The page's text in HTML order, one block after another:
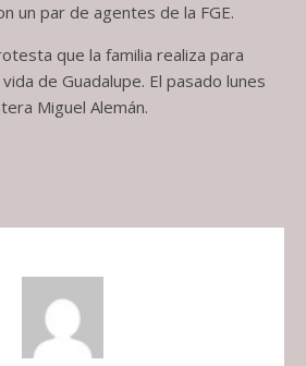
un par de agentes de la FGE.
que la familia realiza para
de Guadalupe. El pasado lunes
Miguel Alemán.